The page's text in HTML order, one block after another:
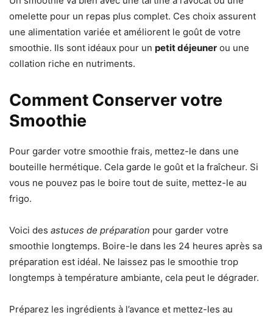
omelette pour un repas plus complet. Ces choix assurent
une alimentation variée et améliorent le goût de votre
smoothie. Ils sont idéaux pour un petit déjeuner ou une
collation riche en nutriments.
Comment Conserver votre
Smoothie
Pour garder votre smoothie frais, mettez-le dans une
bouteille hermétique. Cela garde le goût et la fraîcheur. Si
vous ne pouvez pas le boire tout de suite, mettez-le au
frigo.
Voici des astuces de préparation pour garder votre
smoothie longtemps. Boire-le dans les 24 heures après sa
préparation est idéal. Ne laissez pas le smoothie trop
longtemps à température ambiante, cela peut le dégrader.
Préparez les ingrédients à l’avance et mettez-les au